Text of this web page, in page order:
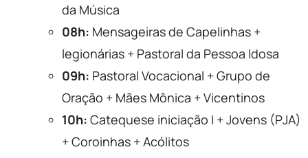
da Música
08h: Mensageiras de Capelinhas +
legionárias + Pastoral da Pessoa Idosa
09h: Pastoral Vocacional + Grupo de
Oração + Mães Mônica + Vicentinos
10h: Catequese iniciação I + Jovens (PJA)
+ Coroinhas + Acólitos